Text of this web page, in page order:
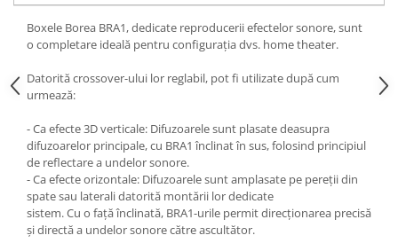
Boxele Borea BRA1, dedicate reproducerii efectelor sonore, sunt
o completare ideală pentru configurația dvs. home theater.
Datorită crossover-ului lor reglabil, pot fi utilizate după cum
urmează:
- Ca efecte 3D verticale: Difuzoarele sunt plasate deasupra
difuzoarelor principale, cu BRA1 înclinat în sus, folosind principiul
de reflectare a undelor sonore.
- Ca efecte orizontale: Difuzoarele sunt amplasate pe pereții din
spate sau laterali datorită montării lor dedicate
sistem. Cu o față înclinată, BRA1-urile permit direcționarea precisă
și directă a undelor sonore către ascultător.